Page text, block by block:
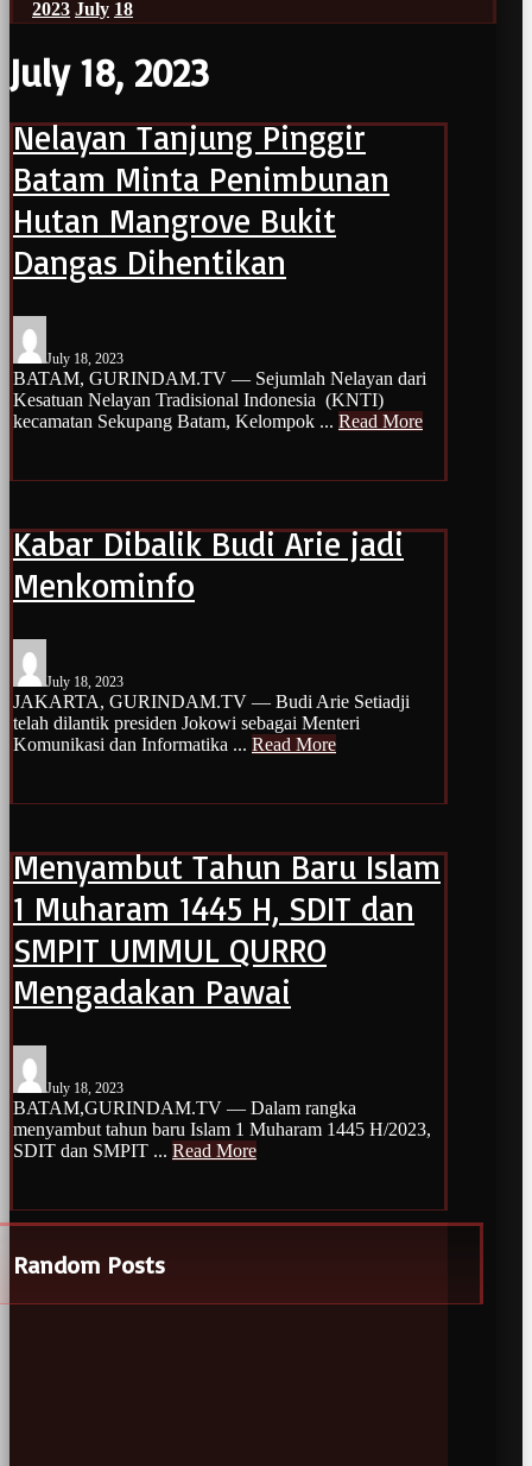
2023 July 18
July 18, 2023
Nelayan Tanjung Pinggir
Batam Minta Penimbunan
Hutan Mangrove Bukit
Dangas Dihentikan
July 18, 2023
BATAM, GURINDAM.TV — Sejumlah Nelayan dari
Kesatuan Nelayan Tradisional Indonesia (KNTI)
kecamatan Sekupang Batam, Kelompok ... Read More
Kabar Dibalik Budi Arie jadi
Menkominfo
July 18, 2023
JAKARTA, GURINDAM.TV — Budi Arie Setiadji
telah dilantik presiden Jokowi sebagai Menteri
Komunikasi dan Informatika ... Read More
Menyambut Tahun Baru Islam
1 Muharam 1445 H, SDIT dan
SMPIT UMMUL QURRO
Mengadakan Pawai
July 18, 2023
BATAM,GURINDAM.TV — Dalam rangka
menyambut tahun baru Islam 1 Muharam 1445 H/2023,
SDIT dan SMPIT ... Read More
Random Posts